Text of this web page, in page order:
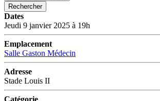
Rechercher
Dates
Jeudi 9 janvier 2025 à 19h
Emplacement
Salle Gaston Médecin
Adresse
Stade Louis II
Catégorie